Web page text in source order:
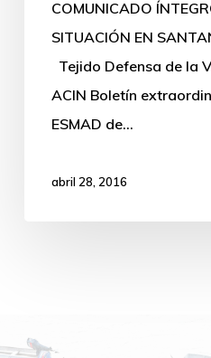
COMUNICADO
SITUACIÓN EN
Tejido Defensa de la
ACIN Boletín
ESMAD de…
abril 28, 2016